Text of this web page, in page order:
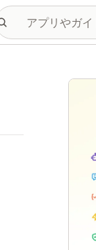
特集